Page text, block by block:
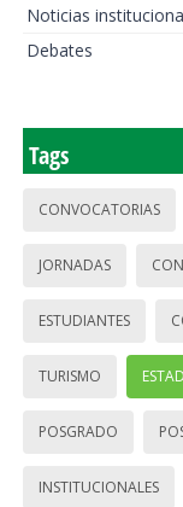
Noticias
Debates
Tags
CONVOCATORIAS
JORNADAS
ESTUDIANTES
TURISMO
POSGRADO
INSTITUCIONALES